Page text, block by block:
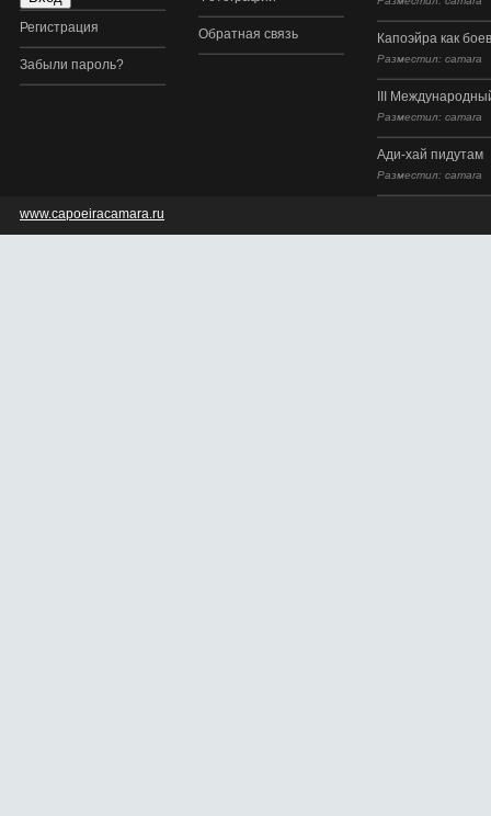
Регистрация
Забыли пароль?
Обратная связь Капоэйра как
Разместил: camara
III
Разместил: camara
Ади-хай пидутам
Разместил: camara
www.capoeiracamara.ru